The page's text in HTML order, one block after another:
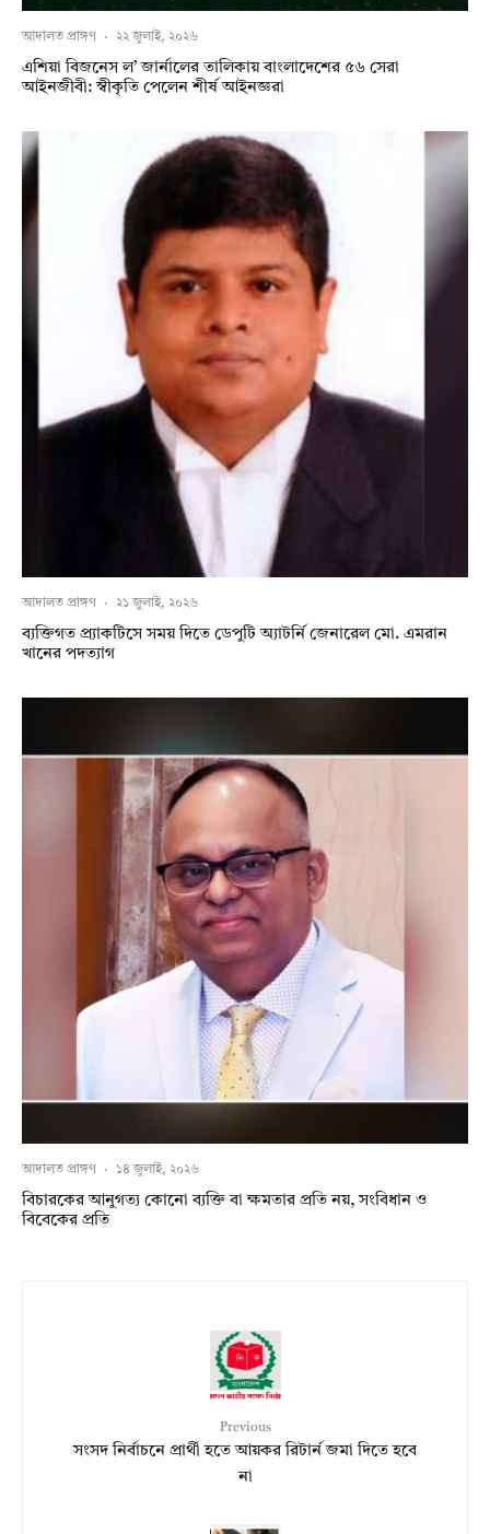
আদালত প্রাঙ্গণ · ২২ জুলাই, ২০২৬
এশিয়া বিজনেস ল’ জার্নালের তালিকায় বাংলাদেশের ৫৬ সেরা
আইনজীবী: স্বীকৃতি পেলেন শীর্ষ আইনজ্ঞরা
আদালত প্রাঙ্গণ · ২১ জুলাই, ২০২৬
ব্যক্তিগত প্র্যাকটিসে সময় দিতে ডেপুটি অ্যাটর্নি জেনারেল মো. এমরান
খানের পদত্যাগ
আদালত প্রাঙ্গণ · ১৪ জুলাই, ২০২৬
বিচারকের আনুগত্য কোনো ব্যক্তি বা ক্ষমতার প্রতি নয়, সংবিধান ও
বিবেকের প্রতি
Previous
সংসদ নির্বাচনে প্রার্থী হতে আয়কর রিটার্ন জমা দিতে হবে
না